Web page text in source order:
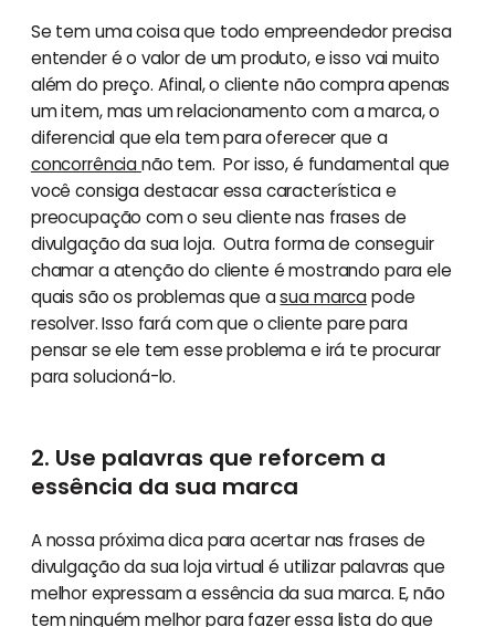
Se tem uma coisa que todo empreendedor precisa
entender é o valor de um produto, e isso vai muito
além do preço. Afinal, o cliente não compra apenas
um item, mas um relacionamento com a marca, o
diferencial que ela tem para oferecer que a
concorrêncianão tem. Por isso, é fundamental que
você consiga destacar essa característica e
preocupação com o seu cliente nas frases de
divulgação da sua loja. Outra forma de conseguir
chamar a atenção do cliente é mostrando para ele
quais são os problemas que asua marcapode
resolver. Isso fará com que o cliente pare para
pensar se ele tem esse problema e irá te procurar
para solucioná-lo.
2. Use palavras que reforcem a
essência da sua marca
A nossa próxima dica para acertar nas frases de
divulgação da sua loja virtual é utilizar palavras que
melhor expressam a essência da sua marca. E, não
tem ninguém melhor para fazer essa lista do que